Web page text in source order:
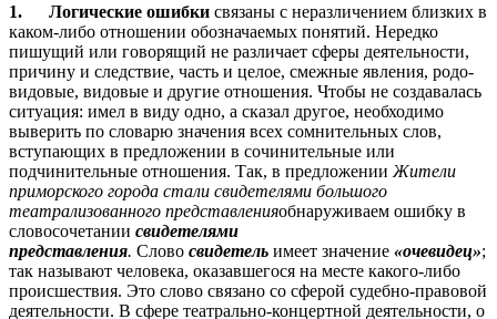
1. Логические ошибки связаны с неразличением близких в
каком-либо отношении обозначаемых понятий. Нередко
пишущий или говорящий не различает сферы деятельности,
причину и следствие, часть и целое, смежные явления, родо-
видовые, видовые и другие отношения. Чтобы не создавалась
ситуация: имел в виду одно, а сказал другое, необходимо
выверить по словарю значения всех сомнительных слов,
вступающих в предложении в сочинительные или
подчинительные отношения. Так, в предложении Жители
приморского города стали свидетелями большого
театрализованного представленияобнаруживаем ошибку в
словосочетании свидетелями
представления. Слово свидетель имеет значение «очевидец»;
так называют человека, оказавшегося на месте какого-либо
происшествия. Это слово связано со сферой судебно-правовой
деятельности. В сфере театрально-концертной деятельности, о